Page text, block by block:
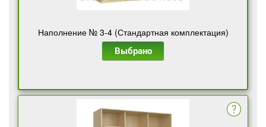
Наполнение № 3-4 (Стандартная комплектация)
Выбрано